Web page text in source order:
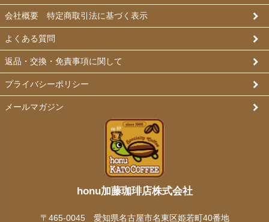
honu加藤珈琲店株式会社
〒465-0045 愛知県名古屋市名東区姫若町40番地
会社概要 特定商取引法に基づく表示
よくある質問
返品・交換・免責事項に関して
プライバシーポリシー
メールマガジン